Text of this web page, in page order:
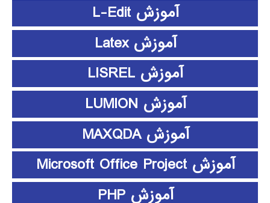
آموزش L-Edit
آموزش Latex
آموزش LISREL
آموزش LUMION
آموزش MAXQDA
آموزش Microsoft Office Project
آموزش PHP